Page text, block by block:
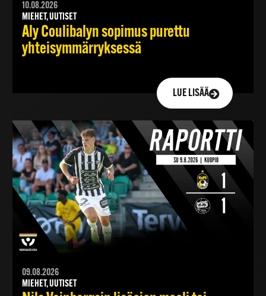
10.08.2026
MIEHET, UUTISET
Aly Coulibalyn sopimus purettu
yhteisymmärryksessä
LUE LISÄÄ
09.08.2026
MIEHET, UUTISET